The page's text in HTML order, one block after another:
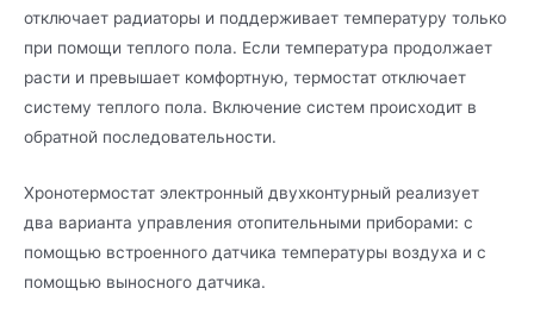
отключает радиаторы и поддерживает температуру только
при помощи теплого пола. Если температура продолжает
расти и превышает комфортную, термостат отключает
систему теплого пола. Включение систем происходит в
обратной последовательности.
Хронотермостат электронный двухконтурный реализует
два варианта управления отопительными приборами: с
помощью встроенного датчика температуры воздуха и с
помощью выносного датчика.